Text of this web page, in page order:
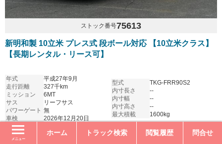
メニュー
ホーム トラック検索 閲覧履歴 問合せ
ストック番号75613
新明和製 10立米 プレス式 段ボール対応 【10立米クラス】
【長期レンタル・リース可】
年式
平成27年9月
走行距離
327千km
ミッション
6MT
サス
リーフサス
パワーゲート 無
車検
2026年12月20日
型式
TKG-FRR90S2
内寸長さ
--
内寸幅
--
内寸高さ
--
最大積載
1600kg
レンタル 日額39,600円